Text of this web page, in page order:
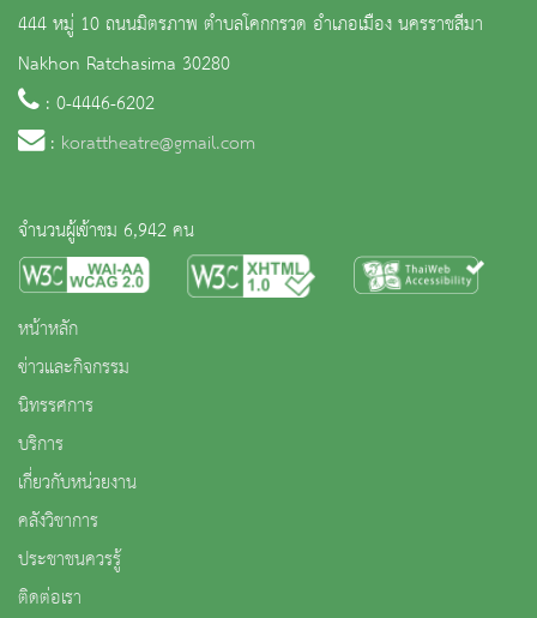
444 หมู่ 10 ถนนมิตรภาพ ตำบลโคกกรวด อำเภอเมือง นครราชสีมา
Nakhon Ratchasima 30280
: 0-4446-6202
: korattheatre@gmail.com
จำนวนผู้เข้าชม 6,942 คน
หน้าหลัก
ข่าวและกิจกรรม
นิทรรศการ
บริการ
เกี่ยวกับหน่วยงาน
คลังวิชาการ
ประชาชนควรรู้
ติดต่อเรา